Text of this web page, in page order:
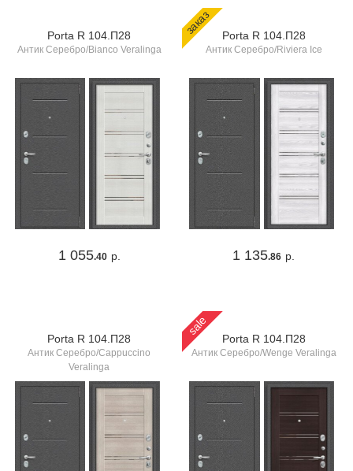
Porta R 104.П28
Антик Серебро/Bianco Veralinga
1 055.40 р.
заказ Porta R 104.П28
Антик Серебро/Riviera Ice
1 135.86 р.
Porta R 104.П28
Антик Серебро/Cappuccino
Veralinga
sale
Porta R 104.П28
Антик Серебро/Wenge Veralinga